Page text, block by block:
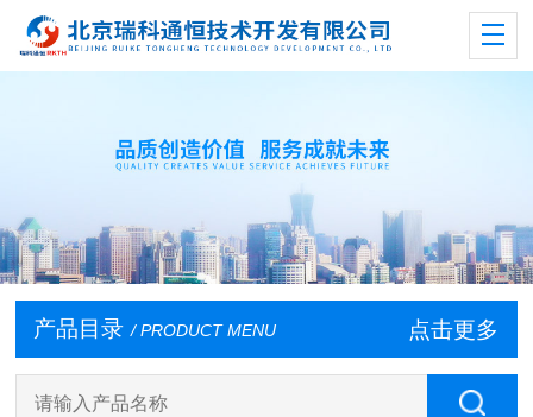
产品目录 / PRODUCT MENU 点击更多